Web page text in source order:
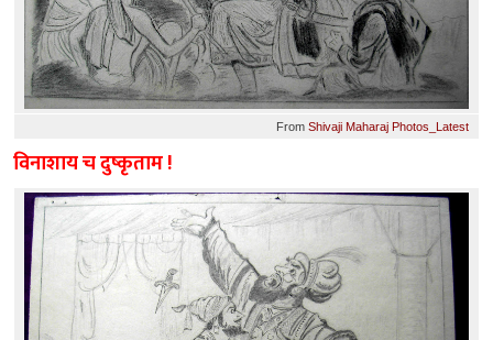
From Shivaji Maharaj Photos_Latest
विनाशाय च दुष्कृताम !